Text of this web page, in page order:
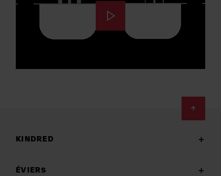
KINDRED
ÉVIERS